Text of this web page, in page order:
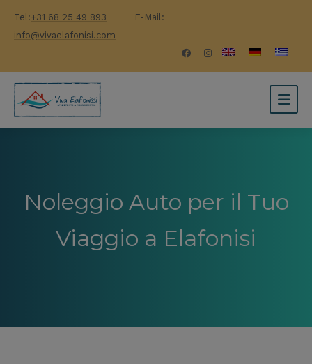
Tel:+31 68 25 49 893
E-Mail:
info@vivaelafonisi.com
Noleggio Auto per il Tuo
Viaggio a Elafonisi